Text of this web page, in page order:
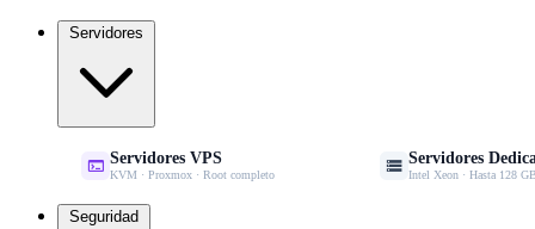
Servidores
 Servidores VPS
KVM · Proxmox · Root completo  Servidores
Intel Xeon · Hasta 128
Seguridad